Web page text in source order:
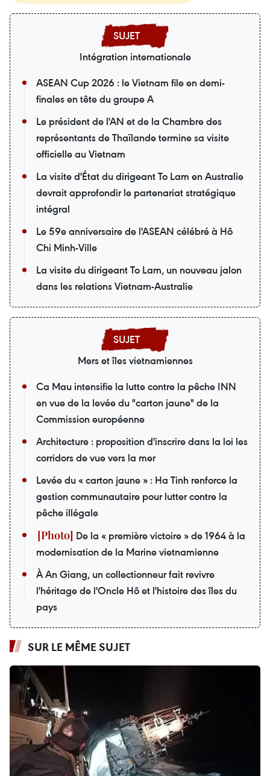
Intégration internationale
ASEAN Cup 2026 : le Vietnam file en demi-
finales en tête du groupe A
Le président de l'AN et de la Chambre des
représentants de Thaïlande termine sa visite
officielle au Vietnam
La visite d'État du dirigeant To Lam en Australie
devrait approfondir le partenariat stratégique
intégral
Le 59e anniversaire de l'ASEAN célébré à Hô
Chi Minh-Ville
La visite du dirigeant To Lam, un nouveau jalon
dans les relations Vietnam-Australie
Mers et îles vietnamiennes
Ca Mau intensifie la lutte contre la pêche INN
en vue de la levée du "carton jaune" de la
Commission européenne
Architecture : proposition d'inscrire dans la loi les
corridors de vue vers la mer
Levée du « carton jaune » : Ha Tinh renforce la
gestion communautaire pour lutter contre la
pêche illégale
De la « première victoire » de 1964 à la
modernisation de la Marine vietnamienne
À An Giang, un collectionneur fait revivre
l'héritage de l'Oncle Hô et l'histoire des îles du
pays
SUR LE MÊME SUJET